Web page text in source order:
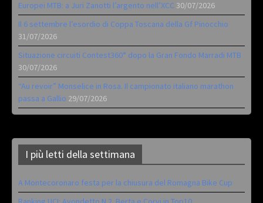
Europei MTB: a Juri Zanotti l’argento nell’XCC 30/07/2026
Il 6 settembre l’esordio di Coppa Toscana della Gf Pinocchio
31/07/2026
Situazione circuiti Contest360° dopo la Gran Fondo Marradi MTB
30/07/2026
“Au revoir” Monselice in Rosa. Il campionato italiano marathon
passa a Gallio 29/07/2026
I più letti della settimana
A Montecoronaro festa per la chiusura del Romagna Bike Cup